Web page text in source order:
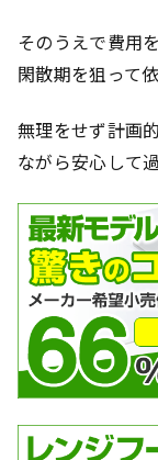
そのうえで費用
閑散期を狙って
無理をせず計画
ながら安心して